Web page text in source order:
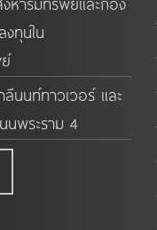
ทุนใน
นนท์ทาวเวอร์ และ
นพระราม 4